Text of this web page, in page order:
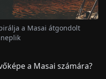
a Masai számára?
a Masai átgondolt